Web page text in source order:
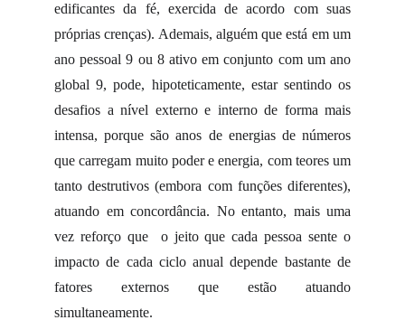
edificantes da fé, exercida de acordo com suas
próprias crenças). Ademais, alguém que está em um
ano pessoal 9 ou 8 ativo em conjunto com um ano
global 9, pode, hipoteticamente, estar sentindo os
desafios a nível externo e interno de forma mais
intensa, porque são anos de energias de números
que carregam muito poder e energia, com teores um
tanto destrutivos (embora com funções diferentes),
atuando em concordância. No entanto, mais uma
vez reforço que o jeito que cada pessoa sente o
impacto de cada ciclo anual depende bastante de
fatores externos que estão atuando
simultaneamente.